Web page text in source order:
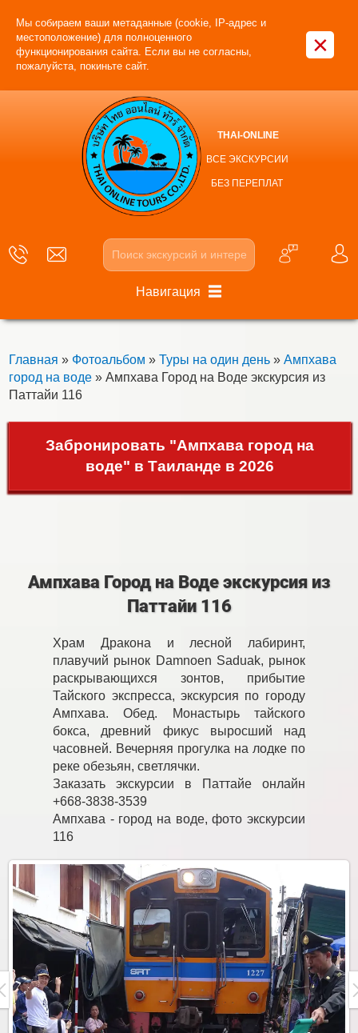
Мы собираем ваши метаданные (cookie, IP-адрес и
местоположение) для полноценного
функционирования сайта. Если вы не согласны,
пожалуйста, покиньте сайт.
×
THAI-ONLINE
ВСЕ ЭКСКУРСИИ
БЕЗ ПЕРЕПЛАТ
Навигация
Главная » Фотоальбом » Туры на один день» Ампхава
город на воде» Ампхава Город на Воде экскурсия из
Паттайи 116
Забронировать "Ампхава город на
воде" в Таиланде в 2026
Ампхава Город на Воде экскурсия из
Паттайи 116
Храм Дракона и лесной лабиринт,
плавучий рынок Damnoen Saduak, рынок
раскрывающихся зонтов, прибытие
Тайского экспресса, экскурсия по городу
Ампхава. Обед. Монастырь тайского
бокса, древний фикус выросший над
часовней. Вечерняя прогулка на лодке по
реке обезьян, светлячки.
Заказать экскурсии в Паттайе онлайн
+668-3838-3539
Ампхава - город на воде, фото экскурсии
116